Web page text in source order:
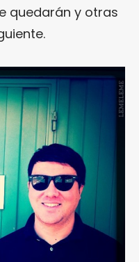
quedarán y otras